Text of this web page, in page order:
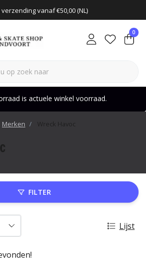
vanaf €50,00 (NL)
0
is actuele winkel voorraad.
Merken Wreck Havoc
FILTER
Lijst